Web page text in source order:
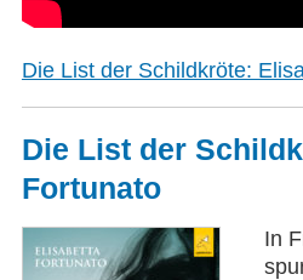
Die List der Schildkröte:
Die List der
Fortunato
In